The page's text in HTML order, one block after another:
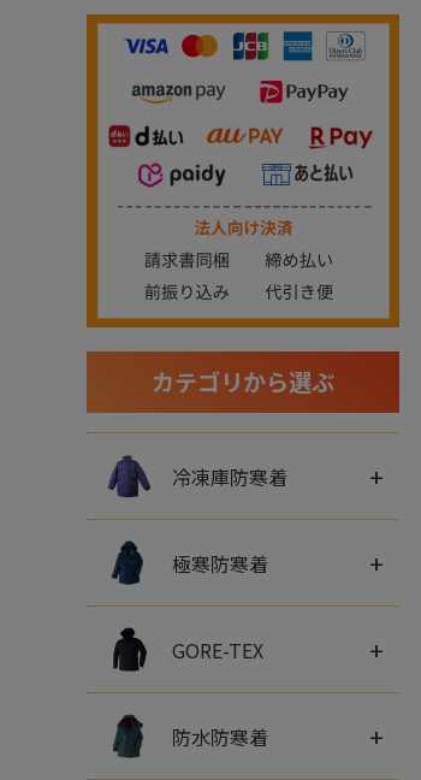
カテゴリから選ぶ
冷凍庫防寒着 +
極寒防寒着 +
GORE-TEX +
防水防寒着 +